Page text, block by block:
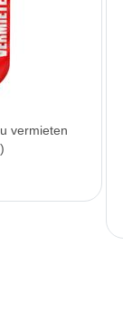
vermieten